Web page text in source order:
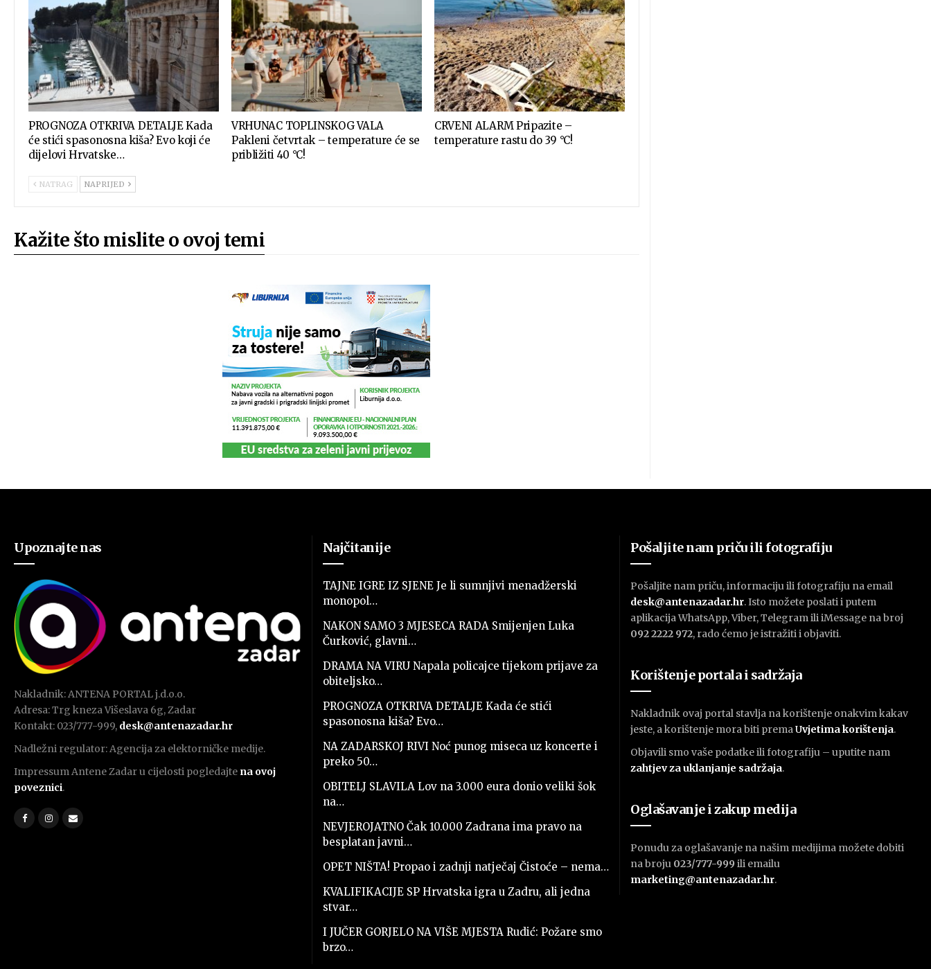
PROGNOZA OTKRIVA DETALJE Kada
će stići spasonosna kiša? Evo koji će
dijelovi Hrvatske…
VRHUNAC TOPLINSKOG VALA
Pakleni četvrtak – temperature će se
približiti 40 °C!
CRVENI ALARM Pripazite –
temperature rastu do 39 °C!
NATRAG NAPRIJED
Kažite što mislite o ovoj temi
Upoznajte nas
Nakladnik: ANTENA PORTAL j.d.o.o.
Adresa: Trg kneza Višeslava 6g, Zadar
Kontakt: 023/777-999, desk@antenazadar.hr
Nadležni regulator: Agencija za elektorničke medije.
Impressum Antene Zadar u cijelosti pogledajte na ovoj
poveznici.
Najčitanije
TAJNE IGRE IZ SJENE Je li sumnjivi menadžerski
monopol…
NAKON SAMO 3 MJESECA RADA Smijenjen Luka
Čurković, glavni…
DRAMA NA VIRU Napala policajce tijekom prijave za
obiteljsko…
PROGNOZA OTKRIVA DETALJE Kada će stići
spasonosna kiša? Evo…
NA ZADARSKOJ RIVI Noć punog miseca uz koncerte i
preko 50…
OBITELJ SLAVILA Lov na 3.000 eura donio veliki šok
na…
NEVJEROJATNO Čak 10.000 Zadrana ima pravo na
besplatan javni…
OPET NIŠTA! Propao i zadnji natječaj Čistoće – nema…
KVALIFIKACIJE SP Hrvatska igra u Zadru, ali jedna
stvar…
I JUČER GORJELO NA VIŠE MJESTA Rudić: Požare smo
brzo…
Pošaljite nam priču ili fotografiju
Pošaljite nam priču, informaciju ili fotografiju na email
desk@antenazadar.hr. Isto možete poslati i putem
aplikacija WhatsApp, Viber, Telegram ili iMessage na broj
092 2222 972, rado ćemo je istražiti i objaviti.
Korištenje portala i sadržaja
Nakladnik ovaj portal stavlja na korištenje onakvim kakav
jeste, a korištenje mora biti premaUvjetima korištenja.
Objavili smo vaše podatke ili fotografiju – uputite nam
zahtjev za uklanjanje sadržaja.
Oglašavanje i zakup medija
Ponudu za oglašavanje na našim medijima možete dobiti
na broju 023/777-999 ili emailu
marketing@antenazadar.hr.